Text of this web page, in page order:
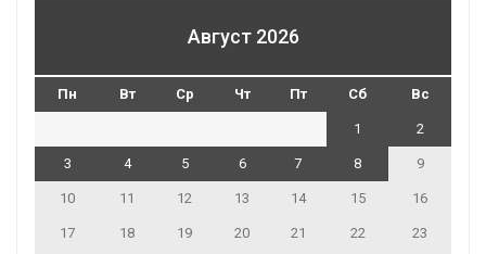
Август 2026
Пн Вт Ср Чт Пт Сб Вс
1 2
3 4 5 6 7 8 9
10 11 12 13 14 15 16
17 18 19 20 21 22 23